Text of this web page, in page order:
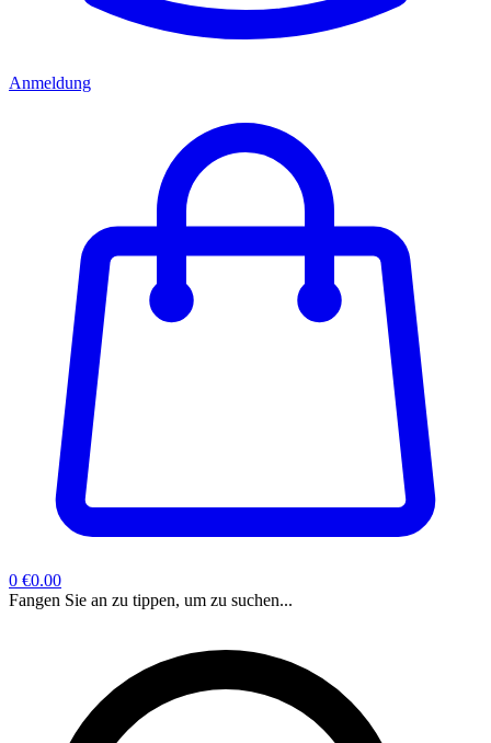
Anmeldung
0 €0.00
Fangen Sie an zu tippen, um zu suchen...